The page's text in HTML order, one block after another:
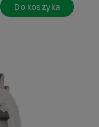
Do koszyka